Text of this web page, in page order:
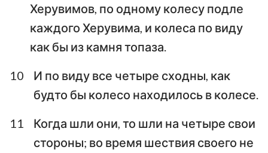
Херувимов, по одному колесу подле
каждого Херувима, и колеса по виду
как бы из камня топаза.
10
И по виду все четыре сходны, как
будто бы колесо находилось в колесе.
11
Когда шли они, то шли на четыре свои
стороны; во время шествия своего не